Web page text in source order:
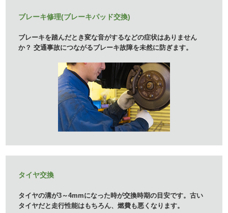
ブレーキ修理(ブレーキパッド交換)
ブレーキを踏んだとき変な音がするなどの症状はありません
か？ 交通事故につながるブレーキ故障を未然に防ぎます。
タイヤ交換
タイヤの溝が3～4mmになった時が交換時期の目安です。古い
タイヤだと走行性能はもちろん、燃費も悪くなります。